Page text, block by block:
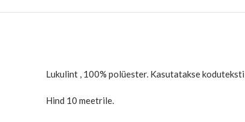
Lukulint , 100% polüester. Kasutatakse
Hind 10 meetrile.